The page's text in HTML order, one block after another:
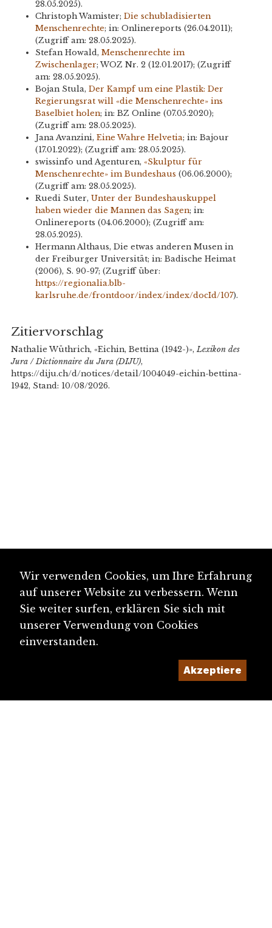
28.05.2025).
Christoph Wamister; Die schubladisierten
Menschenrechte; in: Onlinereports (26.04.2011);
(Zugriff am: 28.05.2025).
Stefan Howald, Menschenrechte im
Zwischenlager; WOZ Nr. 2 (12.01.2017); (Zugriff
am: 28.05.2025).
Bojan Stula, Der Kampf um eine Plastik: Der
Regierungsrat will «die Menschenrechte» ins
Baselbiet holen; in: BZ Online (07.05.2020);
(Zugriff am: 28.05.2025).
Jana Avanzini, Eine Wahre Helvetia; in: Bajour
(17.01.2022); (Zugriff am: 28.05.2025).
swissinfo und Agenturen, «Skulptur für
Menschenrechte» im Bundeshaus (06.06.2000);
(Zugriff am: 28.05.2025).
Ruedi Suter, Unter der Bundeshauskuppel
haben wieder die Mannen das Sagen; in:
Onlinereports (04.06.2000); (Zugriff am:
28.05.2025).
Hermann Althaus, Die etwas anderen Musen in
der Freiburger Universität; in: Badische Heimat
(2006), S. 90-97; (Zugriff über:
https://regionalia.blb-
karlsruhe.de/frontdoor/index/index/docId/107).
Zitiervorschlag
Nathalie Wüthrich, «Eichin, Bettina (1942-)»,Lexikon des
Jura / Dictionnaire du Jura (DIJU),
https://diju.ch/d/notices/detail/1004049-eichin-bettina-
1942, Stand: 10/08/2026.
Wir verwenden Cookies, um Ihre Erfahrung
auf unserer Website zu verbessern. Wenn
Sie weiter surfen, erklären Sie sich mit
unserer Verwendung von Cookies
einverstanden.
Akzeptiere